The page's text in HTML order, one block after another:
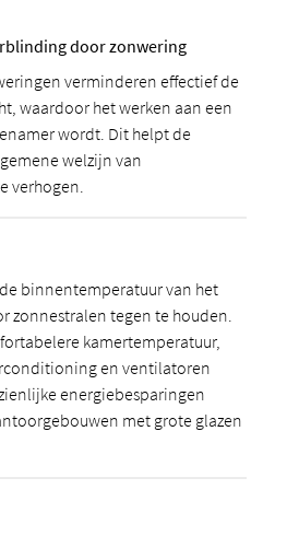
door zonwering
verminderen effectief de
waardoor het werken aan een
wordt. Dit helpt de
welzijn van
verhogen.
binnentemperatuur van het
zonnestralen tegen te houden.
kamertemperatuur,
en ventilatoren
energiebesparingen
met grote glazen